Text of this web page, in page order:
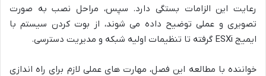
رعایت این الزامات بستگی دارد. سپس، مراحل نصب به صورت
تصویری و عملی توضیح داده می شوند، از بوت کردن سیستم با
ایمیج ESXi گرفته تا تنظیمات اولیه شبکه و مدیریت دسترسی.
خواننده با مطالعه این فصل، مهارت های عملی لازم برای راه اندازی